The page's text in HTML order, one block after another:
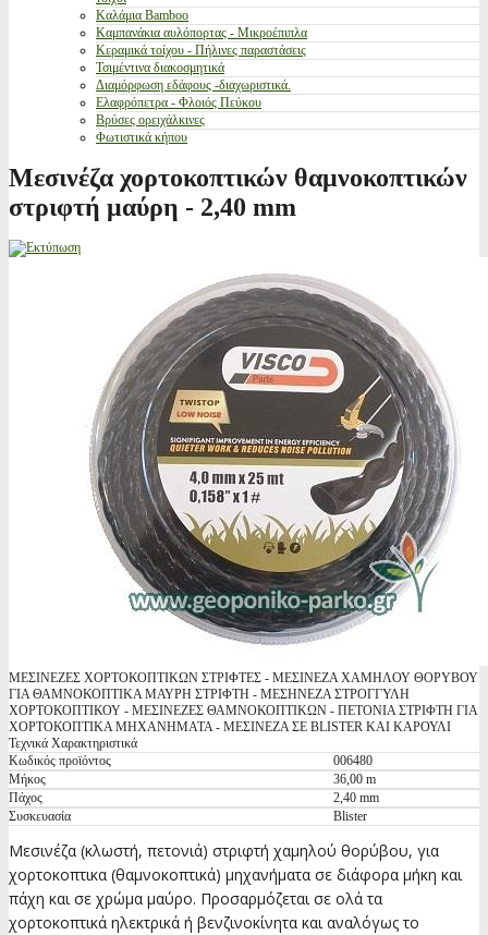
Καλάμια Bamboo
Καμπανάκια αυλόπορτας - Μικροέπιπλα
Κεραμικά τοίχου - Πήλινες παραστάσεις
Τσιμέντινα διακοσμητικά
Διαμόρφωση εδάφους -διαχωριστικά.
Ελαφρόπετρα - Φλοιός Πεύκου
Βρύσες ορειχάλκινες
Φωτιστικά κήπου
Μεσινέζα χορτοκοπτικών θαμνοκοπτικών
στριφτή μαύρη - 2,40 mm
ΜΕΣΙΝΕΖΕΣ ΧΟΡΤΟΚΟΠΤΙΚΩΝ ΣΤΡΙΦΤΕΣ - ΜΕΣΙΝΕΖΑ ΧΑΜΗΛΟΥ ΘΟΡΥΒΟΥ
ΓΙΑ ΘΑΜΝΟΚΟΠΤΙΚΑ ΜΑΥΡΗ ΣΤΡΙΦΤΗ - ΜΕΣΗΝΕΖΑ ΣΤΡΟΓΓΥΛΗ
ΧΟΡΤΟΚΟΠΤΙΚΟΥ - ΜΕΣΙΝΕΖΕΣ ΘΑΜΝΟΚΟΠΤΙΚΩΝ - ΠΕΤΟΝΙΑ ΣΤΡΙΦΤΗ ΓΙΑ
ΧΟΡΤΟΚΟΠΤΙΚΑ ΜΗΧΑΝΗΜΑΤΑ - ΜΕΣΙΝΕΖΑ ΣΕ BLISTER ΚΑΙ ΚΑΡΟΥΛΙ
Τεχνικά Χαρακτηριστικά
Κωδικός προϊόντος
006480
Μήκος
36,00 m
Πάχος
2,40 mm
Συσκευασία
Blister
Μεσινέζα (κλωστή, πετονιά) στριφτή χαμηλού θορύβου, για
χορτοκοπτικα (θαμνοκοπτικά) μηχανήματα σε διάφορα μήκη και
πάχη και σε χρώμα μαύρο. Προσαρμόζεται σε ολά τα
χορτοκοπτικά ηλεκτρικά ή βενζινοκίνητα και αναλόγως το